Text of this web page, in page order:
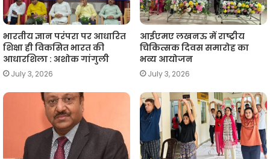
भारतीय ज्ञान परंपरा पर आधारित
शिक्षा ही विकसित भारत की
आधारशिला : अशोक गांगुली
July 3, 2026
आईएमए लखनऊ में राष्ट्रीय
चिकित्सक दिवस समारोह का
भव्य आयोजन
July 3, 2026